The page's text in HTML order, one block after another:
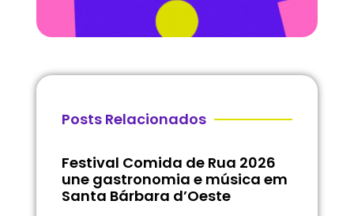
Posts Relacionados
Festival Comida de Rua 2026
une gastronomia e música em
Santa Bárbara d’Oeste